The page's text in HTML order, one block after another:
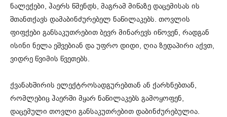
ნალექები, ჰაერს წმენდს, მაგრამ მიწაზე დაცემისას ის
შთანთქავს დამაბინძურებელ ნაწილაკებს. თოვლის
ფიფქები განსაკუთრებით ბევრ მინარევს იწოვენ, რადგან
ისინი ნელა ეშვებიან და უფრო დიდი, ღია ზედაპირი აქვთ,
ვიდრე წვიმის წვეთებს.
ქვანახშირის ელექტროსადგურებთან ან ქარხნებთან,
რომლებიც ჰაერში მყარ ნაწილაკებს გამოყოფენ,
დაცემული თოვლი განსაკუთრებით დაბინძურებულია.